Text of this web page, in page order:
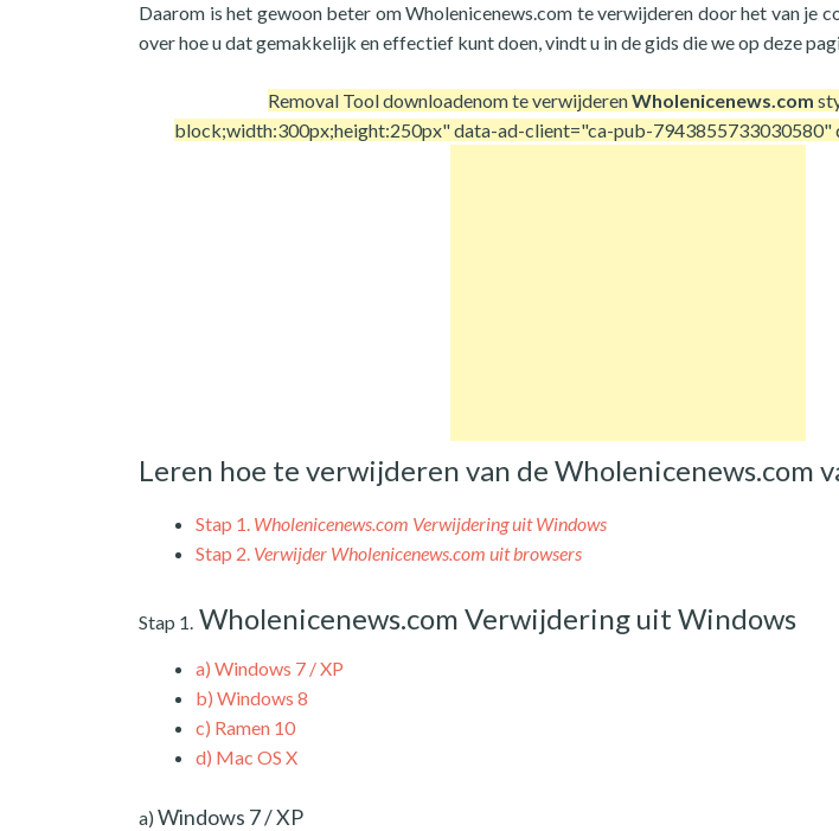
Daarom is het gewoon beter om Wholenicenews.com te verwijderen door het van je
over hoe u dat gemakkelijk en effectief kunt doen, vindt u in de gids die we op deze
Removal Tool downloadenom te verwijderenWholenicenews.com
block;width:300px;height:250px" data-ad-client="ca-pub-
Leren hoe te verwijderen van de Wholenicenews.com
Stap 1. Wholenicenews.com Verwijdering uit Windows
Stap 2. Verwijder Wholenicenews.com uit browsers
Stap 1. Wholenicenews.com Verwijdering uit Windows
a) Windows 7 / XP
b) Windows 8
c) Ramen 10
d) Mac OS X
a) Windows 7 / XP